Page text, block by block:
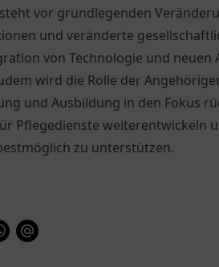
vor grundlegenden
und veränderte
von Technologie und neuen
wird die Rolle der
und Ausbildung in den Fokus
Pflegedienste weiterentwickeln
zu unterstützen.